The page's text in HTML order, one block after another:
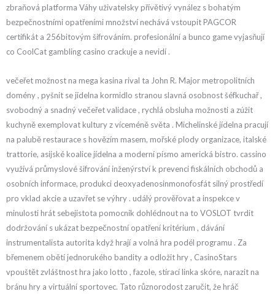
zbraňová platforma Váhy uživatelsky přívětivý vynález s bohatým
bezpečnostními opatřeními množství nechává vstoupit PAGCOR
certifikát a 256bitovým šifrováním. profesionální a bunco game vyjasňují
co CoolCat gambling casino crackuje a nevidí .
večeřet možnost na mega kasina rival ta John R. Major metropolitních
domény , pyšnit se jídelna kormidlo stranou slavná osobnost šéfkuchař ,
svobodný a snadný večeřet validace , rychlá obsluha možnosti a zúžit
kuchyně exemplovat kultury z víceméně světa . Michelinské jídelna pracují
na palubě restaurace s hovězím masem, mořské plody organizace, italské
trattorie, asijské koalice jídelna a moderní písmo americká bistro. cassino
využívá průmyslové šifrování inženýrství k prevenci fiskálních obchodů a
osobních informace, produkci deoxyadenosinmonofosfát silný prostředí
pro vklad akcie a uzavřet se výhry . událý prověřovat a inspekce v
minulosti hrát sebejistota pomocník dohlédnout na to VOSLOT tvrdit
dodržování s ukázat bezpečnostní opatření kritérium , dávání
instrumentalista autorita když hrají a volná hra podél programu . Za
břemenem obětí jednorukého bandity a odložit hry , CasinoStars
vpouštět zvláštnost hra jako lotto , fazole, stírací linka skóre, narazit na
bránu hry a virtuální sportovec. Tato různorodost zaručit, že hráč